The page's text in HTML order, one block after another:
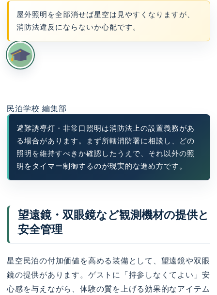
屋外照明を全部消せば星空は見やすくなりますが、
消防法違反にならないか心配です。
民泊学校 編集部
避難誘導灯・非常口照明は消防法上の設置義務があ
る場合があります。まず所轄消防署に相談し、どの
照明を維持すべきか確認したうえで、それ以外の照
明をタイマー制御するのが現実的な進め方です。
望遠鏡・双眼鏡など観測機材の提供と
安全管理
星空民泊の付加価値を高める装備として、望遠鏡や双眼
鏡の提供があります。ゲストに「持参しなくてよい」安
心感を与えながら、体験の質を上げる効果的なアイテム